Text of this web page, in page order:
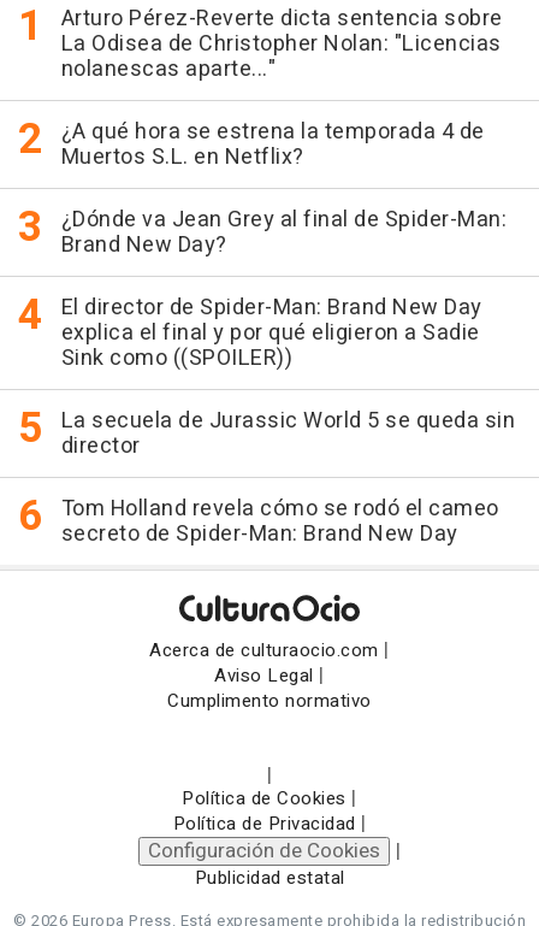
Arturo Pérez-Reverte dicta sentencia sobre
La Odisea de Christopher Nolan: "Licencias
nolanescas aparte..."
¿A qué hora se estrena la temporada 4 de
Muertos S.L. en Netflix?
¿Dónde va Jean Grey al final de Spider-Man:
Brand New Day?
El director de Spider-Man: Brand New Day
explica el final y por qué eligieron a Sadie
Sink como ((SPOILER))
La secuela de Jurassic World 5 se queda sin
director
Tom Holland revela cómo se rodó el cameo
secreto de Spider-Man: Brand New Day
Acerca de culturaocio.com |
Aviso Legal |
Cumplimento normativo
|
Política de Cookies |
Política de Privacidad |
Configuración de Cookies |
Publicidad estatal
© 2026 Europa Press. Está expresamente prohibida la redistribución